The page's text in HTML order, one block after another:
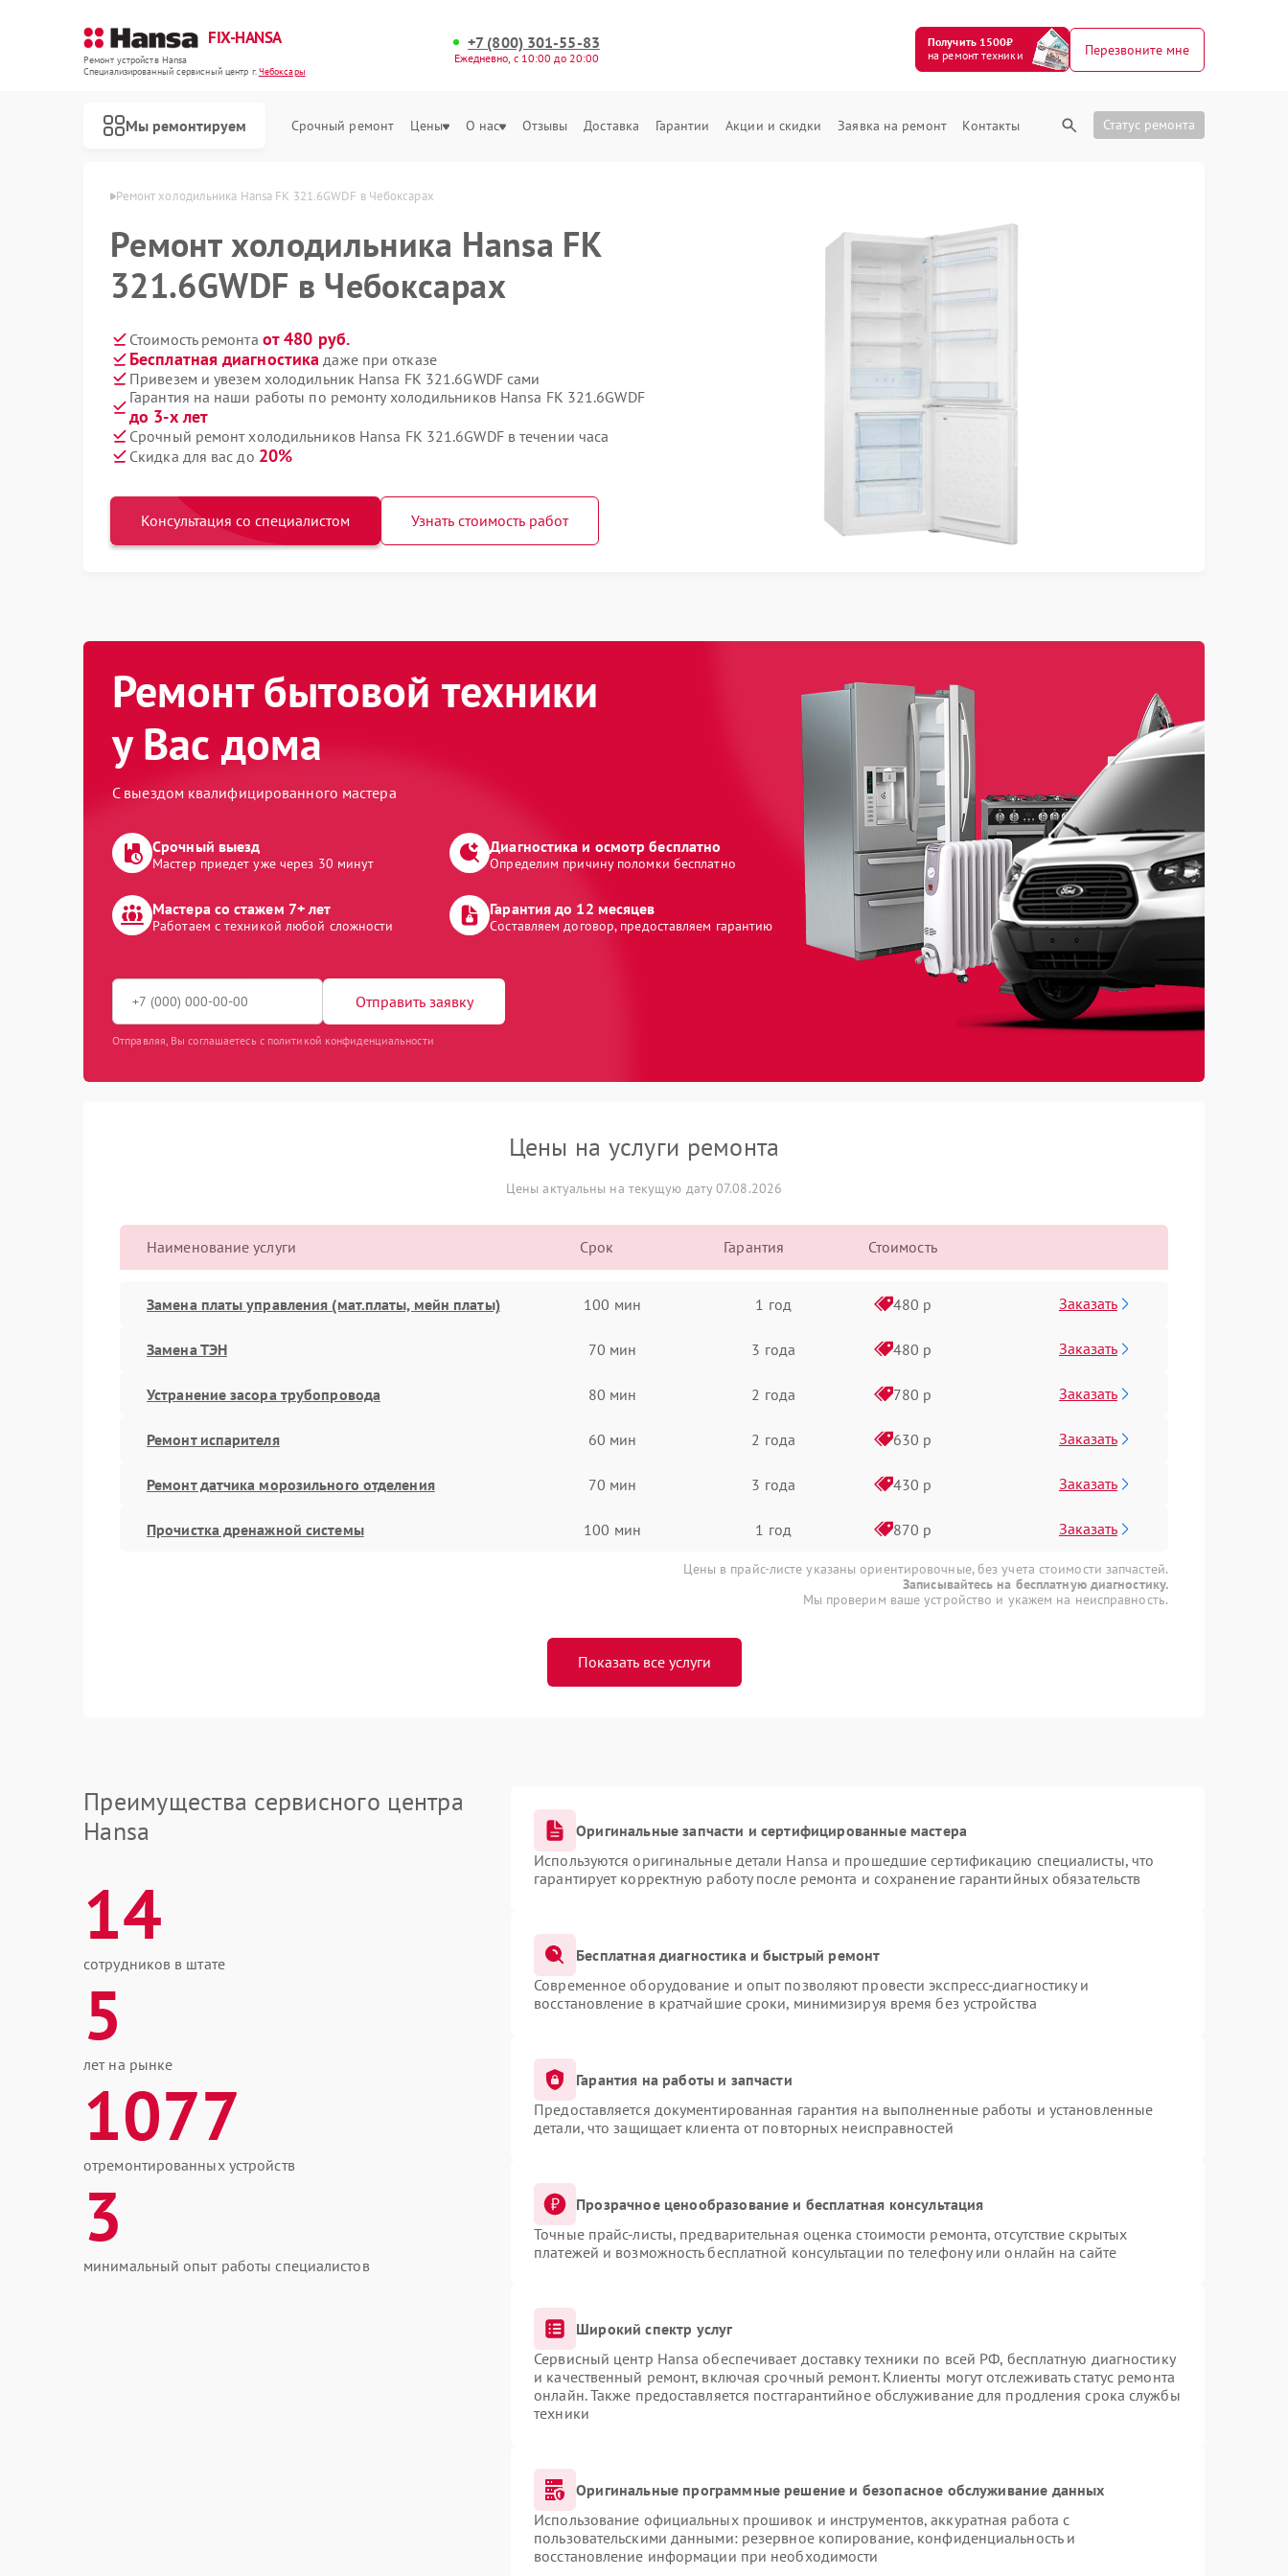
FIX-HANSA
Ремонт устройств Hansa
Специализированный cервисный центр г.Чебоксары
+7 (800) 301-55-83
Ежедневно, с 10:00 до 20:00
Получить 1500₽
на ремонт техники
Перезвоните мне
Мы ремонтируем Срочный ремонт Цены О нас Отзывы Доставка Гарантии Акции и скидки Заявка на ремонт Контакты Статус ремонта
Ремонт холодильника Hansa FK 321.6GWDF в Чебоксарах
Ремонт холодильника Hansa FK
321.6GWDF в Чебоксарах
Стоимость ремонта от 480 руб.
Бесплатная диагностика даже при отказе
Привезем и увезем холодильник Hansa FK 321.6GWDF сами
Гарантия на наши работы по ремонту холодильников Hansa FK 321.6GWDF
до 3-х лет
Срочный ремонт холодильников Hansa FK 321.6GWDF в течении часа
Скидка для вас до 20%
Консультация со специалистом Узнать стоимость работ
Ремонт бытовой техники
у Вас дома
С выездом квалифицированного мастера
Срочный выезд
Мастер приедет уже через 30 минут
Диагностика и осмотр бесплатно
Определим причину поломки бесплатно
Мастера со стажем 7+ лет
Работаем с техникой любой сложности
Гарантия до 12 месяцев
Составляем договор, предоставляем гарантию
Отправить заявку
Отправляя, Вы соглашаетесь с политикой конфиденциальности
Цены на услуги ремонта
Цены актуальны на текущую дату 07.08.2026
Наименование услуги Срок Гарантия Стоимость
Замена платы управления (мат.платы, мейн платы) 100 мин 1 год 480 р Заказать
Замена ТЭН 70 мин 3 года 480 р Заказать
Устранение засора трубопровода 80 мин 2 года 780 р Заказать
Ремонт испарителя 60 мин 2 года 630 р Заказать
Ремонт датчика морозильного отделения 70 мин 3 года 430 р Заказать
Прочистка дренажной системы 100 мин 1 год 870 р Заказать
Цены в прайс-листе указаны ориентировочные, без учета стоимости запчастей.
Записывайтесь на бесплатную диагностику.
Мы проверим ваше устройство и укажем на неисправность.
Показать все услуги
Преимущества сервисного центра
Hansa
14
сотрудников в штате
5
лет на рынке
1077
отремонтированных устройств
3
минимальный опыт работы специалистов
Оригинальные запчасти и сертифицированные мастера
Используются оригинальные детали Hansa и прошедшие сертификацию специалисты, что
гарантирует корректную работу после ремонта и сохранение гарантийных обязательств
Бесплатная диагностика и быстрый ремонт
Современное оборудование и опыт позволяют провести экспресс-диагностику и
восстановление в кратчайшие сроки, минимизируя время без устройства
Гарантия на работы и запчасти
Предоставляется документированная гарантия на выполненные работы и установленные
детали, что защищает клиента от повторных неисправностей
Прозрачное ценообразование и бесплатная консультация
Точные прайс-листы, предварительная оценка стоимости ремонта, отсутствие скрытых
платежей и возможность бесплатной консультации по телефону или онлайн на сайте
Широкий спектр услуг
Сервисный центр Hansa обеспечивает доставку техники по всей РФ, бесплатную диагностику
и качественный ремонт, включая срочный ремонт. Клиенты могут отслеживать статус ремонта
онлайн. Также предоставляется постгарантийное обслуживание для продления срока службы
техники
Оригинальные программные решение и безопасное обслуживание данных
Использование официальных прошивок и инструментов, аккуратная работа с
пользовательскими данными: резервное копирование, конфиденциальность и
восстановление информации при необходимости